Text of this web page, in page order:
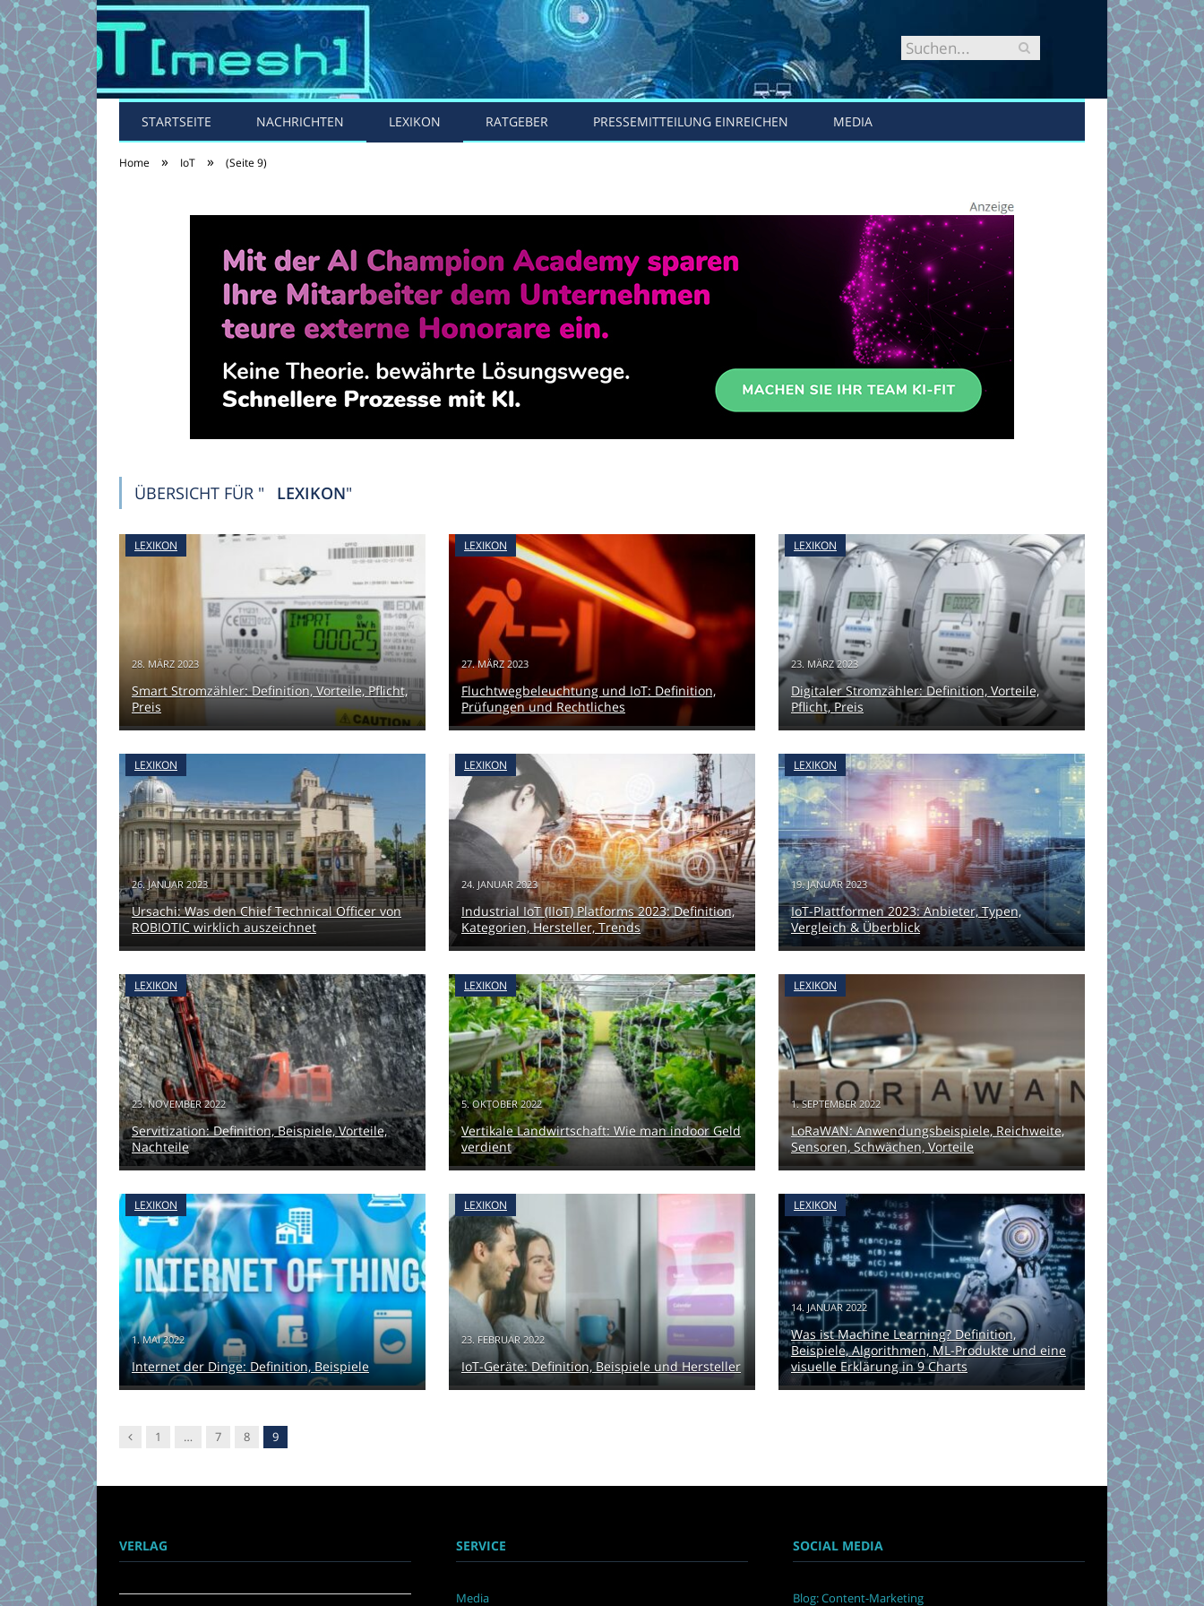
STARTSEITE NACHRICHTEN LEXIKON RATGEBER PRESSEMITTEILUNG EINREICHEN MEDIA
Home » IoT » (Seite 9)
ÜBERSICHT FÜR " LEXIKON"
LEXIKON
28. MÄRZ 2023
Smart Stromzähler: Definition, Vorteile, Pflicht,
Preis
LEXIKON
27. MÄRZ 2023
Fluchtwegbeleuchtung und IoT: Definition,
Prüfungen und Rechtliches
LEXIKON
23. MÄRZ 2023
Digitaler Stromzähler: Definition, Vorteile,
Pflicht, Preis
LEXIKON
26. JANUAR 2023
Ursachi: Was den Chief Technical Officer von
ROBIOTIC wirklich auszeichnet
LEXIKON
24. JANUAR 2023
Industrial IoT (IIoT) Platforms 2023: Definition,
Kategorien, Hersteller, Trends
LEXIKON
19. JANUAR 2023
IoT-Plattformen 2023: Anbieter, Typen,
Vergleich & Überblick
LEXIKON
23. NOVEMBER 2022
Servitization: Definition, Beispiele, Vorteile,
Nachteile
LEXIKON
5. OKTOBER 2022
Vertikale Landwirtschaft: Wie man indoor Geld
verdient
LEXIKON
1. SEPTEMBER 2022
LoRaWAN: Anwendungsbeispiele, Reichweite,
Sensoren, Schwächen, Vorteile
LEXIKON
1. MAI 2022
Internet der Dinge: Definition, Beispiele
LEXIKON
23. FEBRUAR 2022
IoT-Geräte: Definition, Beispiele und Hersteller
LEXIKON
14. JANUAR 2022
Was ist Machine Learning? Definition,
Beispiele, Algorithmen, ML-Produkte und eine
visuelle Erklärung in 9 Charts
Vorgänger
1 … 7 8 9
VERLAG SERVICE
Media
SOCIAL MEDIA
Blog: Content-Marketing